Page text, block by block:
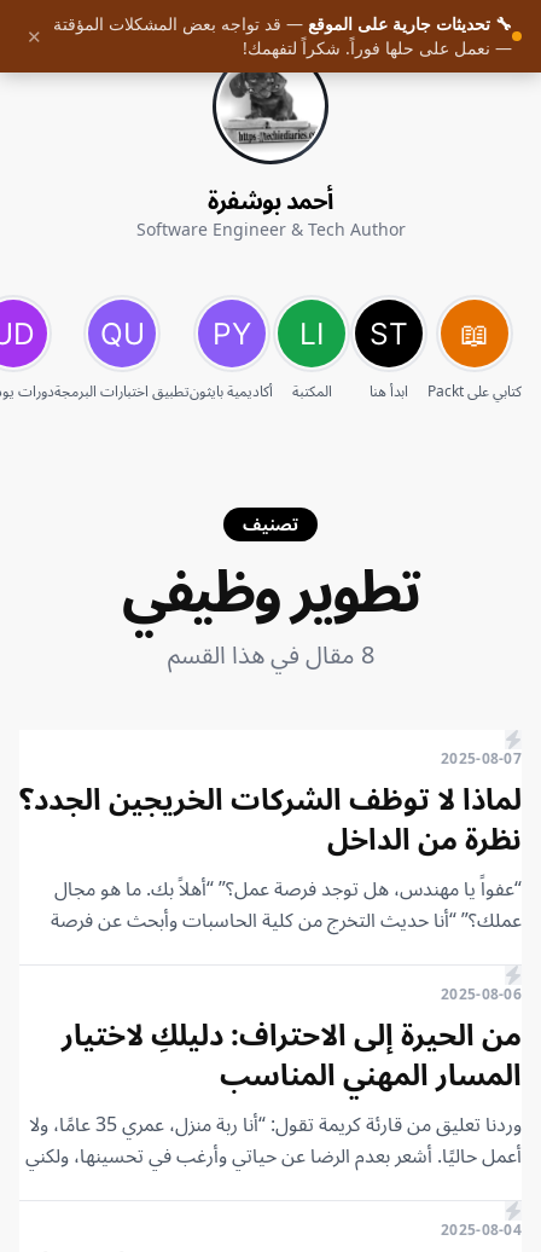
أحمد بوشفرة
Software Engineer & Tech Author
كتابي على Packt ابدأ هنا المكتبة أكاديمية بايثونتطبيق اختبارات البرمجةدورات
تصنيف
تطوير وظيفي
8 مقال في هذا القسم
2025-08-07
لماذا لا توظف الشركات الخريجين الجدد؟
نظرة من الداخل
“عفواً يا مهندس، هل توجد فرصة عمل؟” “أهلاً بك. ما هو مجال
عملك؟” “أنا حديث التخرج من كلية الحاسبات وأبحث عن فرصة
انظر، سأكون صريحًا معك، نحن لا نوظف مبتدئين حاليًا، بل نبحث
تمنحون الفرصة للخريجين الجدد؟ يمكنني العمل براتب قليل أو حتى
بدون مقابل في البداية.” “يا صديقي، الأمر ليس هكذا. نحن لا نوظف
مبتدئين لأسباب محددة. تفضل بالجلوس، وسأشرح لك وجهة نظرنا
كأصحاب عمل.”
2025-08-06
من الحيرة إلى الاحتراف: دليلكِ لاختيار
المسار المهني المناسب
وردنا تعليق من قارئة كريمة تقول: “أنا ربة منزل، عمري 35 عامًا، ولا
أعمل حاليًا. أشعر بعدم الرضا عن حياتي وأرغب في تحسينها، ولكني
دخل. هل تنصحني بالبرمجة، أم تصميم الجرافيك، أم التجارة
2025-08-04
🔧 تحديثات جارية على الموقع — قد تواجه بعض المشكلات المؤقتة
— نعمل على حلها فوراً. شكراً لتفهمك!
✕